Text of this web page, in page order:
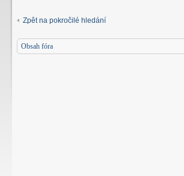
Zpět na pokročilé hledání
Obsah fóra